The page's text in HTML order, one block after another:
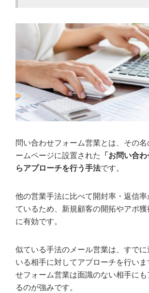
る場合も！クレームを回避する
問い合わせフォームから送る
例文
問い合わせフォーム営業を行
ップ
ターゲットとなる企業のリストを作成
問い合わせフォームに情報を入力して
返信に対応する
問い合わせフォーム営業の成
つのポイント
文面や送付タイミングを工夫して開封
顧客の次のアクションを明確化させる
問い合わせフォーム営業代行
問い合わせフォーム営業とは、その
ームページに設置された
「お問い合
らアプローチを行う手法です。
他の営業手法に比べて開封率・返信
ているため、新規顧客の開拓やアポ
に有効です。
似ている手法のメール営業は、すでに
いる相手に対してアプローチを行い
せフォーム営業は面識のない相手にも
るのが強みです。